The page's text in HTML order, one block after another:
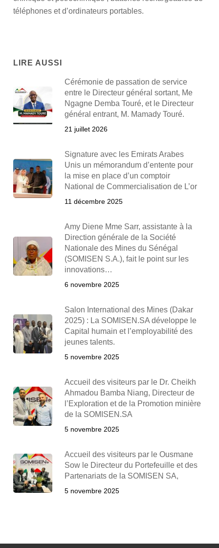
téléphones et d’ordinateurs portables.
LIRE AUSSI
Cérémonie de passation de service
entre le Directeur général sortant, Me
Ngagne Demba Touré, et le Directeur
général entrant, M. Mamady Touré.
21 juillet 2026
Signature avec les Emirats Arabes
Unis un mémorandum d’entente pour
la mise en place d’un comptoir
National de Commercialisation de L’or
11 décembre 2025
Amy Diene Mme Sarr, assistante à la
Direction générale de la Société
Nationale des Mines du Sénégal
(SOMISEN S.A.), fait le point sur les
innovations…
6 novembre 2025
Salon International des Mines (Dakar
2025) : La SOMISEN.SA développe le
Capital humain et l’employabilité des
jeunes talents.
5 novembre 2025
Accueil des visiteurs par le Dr. Cheikh
Ahmadou Bamba Niang, Directeur de
l’Exploration et de la Promotion minière
de la SOMISEN.SA
5 novembre 2025
Accueil des visiteurs par le Ousmane
Sow le Directeur du Portefeuille et des
Partenariats de la SOMISEN SA,
5 novembre 2025